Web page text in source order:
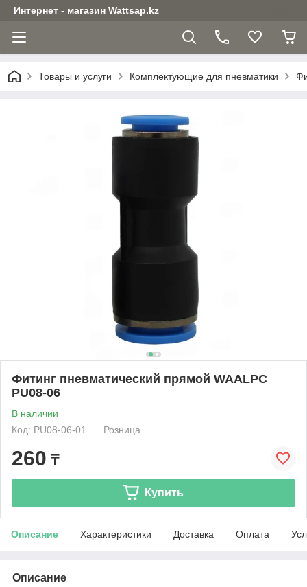
Интернет - магазин Wattsap.kz
Товары и услуги Комплектующие для пневматики
Фитинг пневматический прямой WAALPC
PU08-06
В наличии
Код: PU08-06-01
Розница
260 ₸
Купить
Описание Характеристики Доставка Оплата
Описание